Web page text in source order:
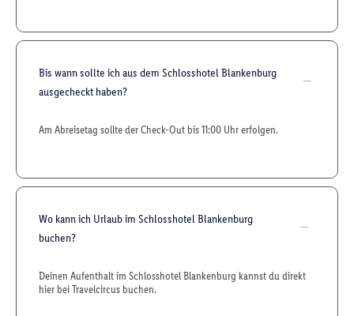
Bis wann sollte ich aus dem Schlosshotel Blankenburg
ausgecheckt haben?
Am Abreisetag sollte der Check-Out bis 11:00 Uhr erfolgen.
Wo kann ich Urlaub im Schlosshotel Blankenburg
buchen?
Deinen Aufenthalt im Schlosshotel Blankenburg kannst du direkt
hier bei Travelcircus buchen.